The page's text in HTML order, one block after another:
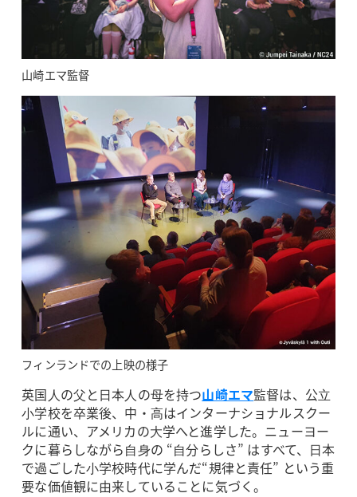
山崎エマ監督
フィンランドでの上映の様子
英国⼈の⽗と⽇本⼈の⺟を持つ山崎エマ監督は、公⽴
⼩学校を卒業後、中・⾼はインターナショナルスクー
ルに通い、アメリカの⼤学へと進学した。ニューヨー
クに暮らしながら⾃⾝の “⾃分らしさ” はすべて、⽇本
で過ごした⼩学校時代に学んだ“規律と責任” という重
要な価値観に由来していることに気づく。